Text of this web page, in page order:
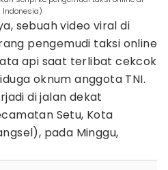
Indonesia)
sebuah video viral di
pengemudi taksi online
api saat terlibat cekcok
oknum anggota TNI.
di jalan dekat
Setu, Kota
pada Minggu,